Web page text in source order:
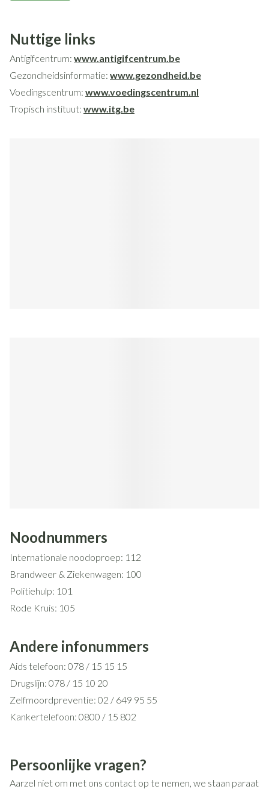
Nuttige links
Antigifcentrum: www.antigifcentrum.be
Gezondheidsinformatie: www.gezondheid.be
Voedingscentrum: www.voedingscentrum.nl
Tropisch instituut: www.itg.be
Noodnummers
Internationale noodoproep: 112
Brandweer & Ziekenwagen: 100
Politiehulp: 101
Rode Kruis: 105
Child focus: 110
Andere infonummers
Aids telefoon: 078 / 15 15 15
Drugslijn: 078 / 15 10 20
Zelfmoordpreventie: 02 / 649 95 55
Kankertelefoon: 0800 / 15 802
Belgische BrandwondenStichting: 02 / 649 65 89
Persoonlijke vragen?
Aarzel niet om met ons contact op te nemen, we staan paraat